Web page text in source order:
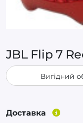
JBL Flip 7
Вигідний
Доставка